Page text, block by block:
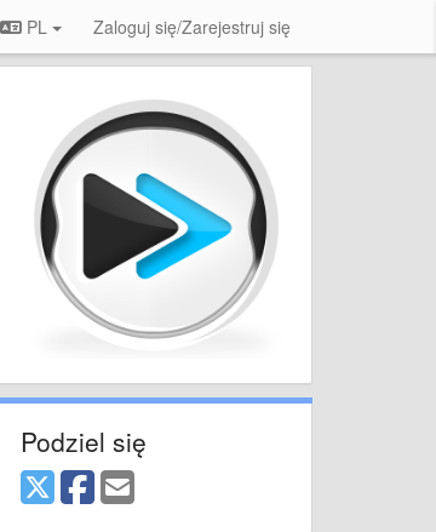
PL Zaloguj się/Zarejestruj się
Podziel się